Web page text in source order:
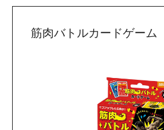
筋肉バトルカードゲーム